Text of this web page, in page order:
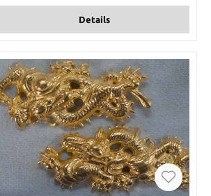
fest. Nehmen Sie also diesen Artikel 7 mal
in Ihren Warenkorb, so erhalten Sie von uns
7 Meter Tsuka Ito. Selbstverständlich
werden wir die Tsuka Ito in einem Stück an
Sie versenden.
Details